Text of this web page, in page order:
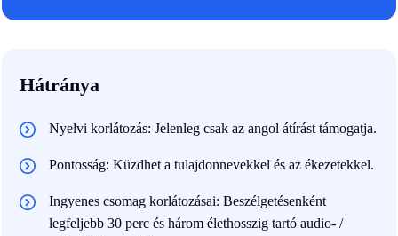
Hátránya
Nyelvi korlátozás: Jelenleg csak az angol átírást támogatja.
Pontosság: Küzdhet a tulajdonnevekkel és az ékezetekkel.
Ingyenes csomag korlátozásai: Beszélgetésenként
legfeljebb 30 perc és három élethosszig tartó audio- /